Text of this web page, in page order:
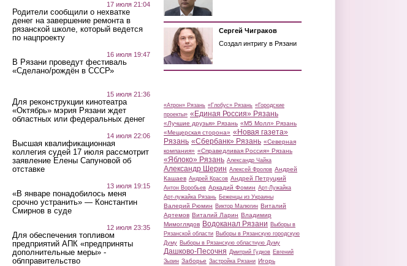
17 июля 21:04
Родители сообщили о нехватке
денег на завершение ремонта в
рязанской школе, который ведется
по нацпроекту
16 июля 19:47
В Рязани проведут фестиваль
«Сделано/рождён в СССР»
15 июля 21:36
Для реконструкции кинотеатра
«Октябрь» мэрия Рязани ждет
областных или федеральных денег
14 июля 22:06
Высшая квалификационная
коллегия судей 17 июля рассмотрит
заявление Елены Сапуновой об
отставке
13 июля 19:15
«В январе понадобилось меня
срочно устранить» — Константин
Смирнов в суде
12 июля 23:35
Для обеспечения топливом
предприятий АПК «предприняты
дополнительные меры» -
облправительство
Сергей Чиграков
Создал интригу в Рязани
«Атрон» Рязань «Глобус» Рязань «Городские
проекты» «Единая Россия» Рязань
«Лучшие друзья» Рязань «М5 Молл» Рязань
«Мещерская сторона» «Новая газета»
Рязань «Сбербанк» Рязань «Северная
компания» «Справедливая Россия» Рязань
«Яблоко» Рязань Александр Чайка
Александр Шерин Алексей Фролов Андрей
Кашаев Андрей Красов Андрей Петруцкий
Антон Воробьев Аркадий Фомин Арт-Лужайка
Арт-лужайка Рязань Беженцы из Украины
Валерий Рюмин Виктор Малюгин Виталий
Артемов Виталий Ларин Владимир
Мимоглядов Водоканал Рязани Выборы в
Рязанской области Выборы в Рязанскую городскую
Думу Выборы в Рязанскую областную Думу
Дашково-Песочня Дмитрий Гудков Евгений
Зызин Заборье Застройка Рязани Игорь